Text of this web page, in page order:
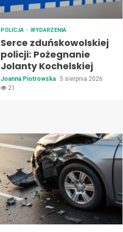
POLICJA WYDARZENIA
Serce zduńskowolskiej
policji: Pożegnanie
Jolanty Kochelskiej
Joanna Piotrowska 5 sierpnia 2026
21